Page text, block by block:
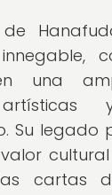
de
una
Su legado
cartas